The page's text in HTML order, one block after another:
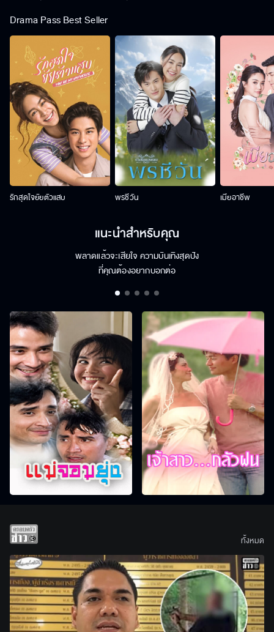
Drama Pass Best Seller
รักสุดใจยัยตัวแสบ พรชีวัน เมียอาชีพ
แนะนำสำหรับคุณ
พลาดแล้วจะเสียใจ ความบันเทิงสุดปัง
ที่คุณต้องอยากบอกต่อ
ทั้งหมด